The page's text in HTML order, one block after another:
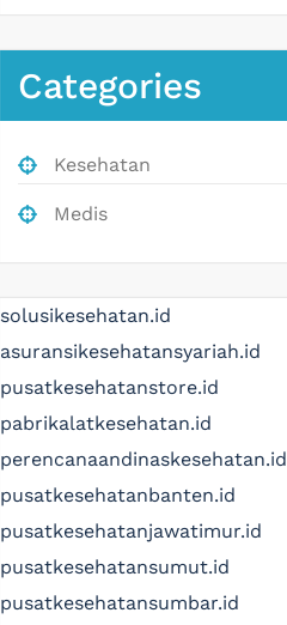
Categories
Kesehatan
Medis
solusikesehatan.id
asuransikesehatansyariah.id
pusatkesehatanstore.id
pabrikalatkesehatan.id
perencanaandinaskesehatan.id
pusatkesehatanbanten.id
pusatkesehatanjawatimur.id
pusatkesehatansumut.id
pusatkesehatansumbar.id